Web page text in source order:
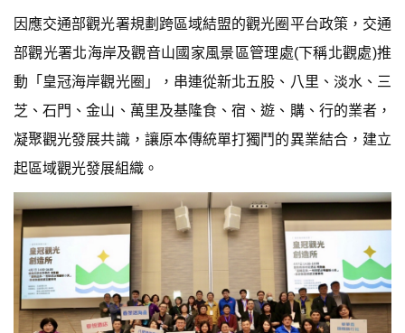
因應交通部觀光署規劃跨區域結盟的觀光圈平台政策，交通
部觀光署北海岸及觀音山國家風景區管理處(下稱北觀處)推
動「皇冠海岸觀光圈」，串連從新北五股、八里、淡水、三
芝、石門、金山、萬里及基隆食、宿、遊、購、行的業者，
凝聚觀光發展共識，讓原本傳統單打獨鬥的異業結合，建立
起區域觀光發展組織。